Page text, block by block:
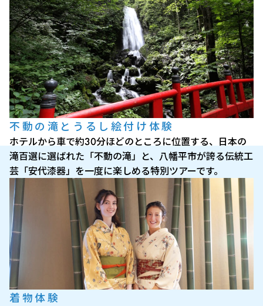
不動の滝とうるし絵付け体験
ホテルから車で約30分ほどのところに位置する、日本の
滝百選に選ばれた「不動の滝」と、八幡平市が誇る伝統工
芸「安代漆器」を一度に楽しめる特別ツアーです。
着物体験